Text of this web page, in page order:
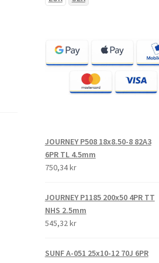
JOURNEY P508 18x8.50-8 82A3
6PR TL 4.5mm
750,34 kr
JOURNEY P1185 200x50 4PR TT
NHS 2.5mm
545,32 kr
SUNF A-051 25x10-12 70J 6PR